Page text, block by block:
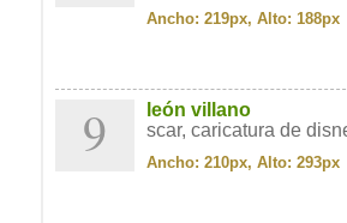
Ancho: 219px, Alto: 188px
9
león villano
scar, caricatura de
Ancho: 210px, Alto: 293px